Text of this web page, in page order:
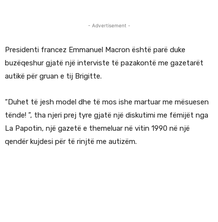
- Advertisement -
Presidenti francez Emmanuel Macron është parë duke
buzëqeshur gjatë një interviste të pazakontë me gazetarët
autikë për gruan e tij Brigitte.
“Duhet të jesh model dhe të mos ishe martuar me mësuesen
tënde! ”, tha njeri prej tyre gjatë një diskutimi me fëmijët nga
La Papotin, një gazetë e themeluar në vitin 1990 në një
qendër kujdesi për të rinjtë me autizëm.